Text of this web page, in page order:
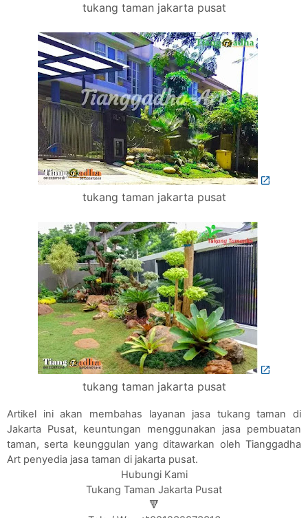
tukang taman jakarta pusat
tukang taman jakarta pusat
tukang taman jakarta pusat
Artikel ini akan membahas layanan jasa tukang taman di
Jakarta Pusat, keuntungan menggunakan jasa pembuatan
taman, serta keunggulan yang ditawarkan oleh Tianggadha
Art penyedia jasa taman di jakarta pusat.
Hubungi Kami
Tukang Taman Jakarta Pusat
🔻